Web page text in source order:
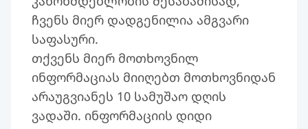
ჩვენს მიერ დადგენილია ამგვარი
საფასური.
თქვენს მიერ მოთხოვნილ
ინფორმაციას მიიღებთ მოთხოვნიდან
არაუგვიანეს 10 სამუშაო დღის
ვადაში. ინფორმაციის დიდი